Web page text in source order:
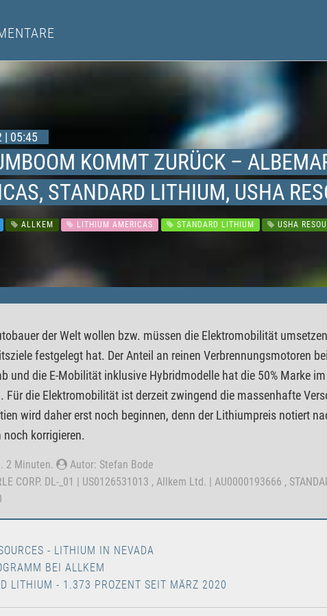
| 05:45
KOMMT ZURÜCK –
STANDARD LITHIUM, USHA
ALLKEM LITHIUM AMERICAS STANDARD LITHIUM USHA
der Welt wollen bzw. müssen die Elektromobilität
festgelegt hat. Der Anteil an reinen Verbrennungsmotoren
und die E-Mobilität inklusive Hybridmodelle hat die 50% Marke
Für die Elektromobilität ist derzeit zwingend die massenhafte
wird daher erst noch beginnen, denn der Lithiumpreis notiert
korrigieren.
2 Minuten.
Autor: Stefan Bode
CORP. DL-_01 | US0126531013 , Allkem Ltd. | AU0000193666 ,
- LITHIUM IN NEVADA
BEI ALLKEM
LITHIUM - 1.373 PROZENT SEIT MÄRZ 2020